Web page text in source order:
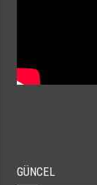
GÜNCEL